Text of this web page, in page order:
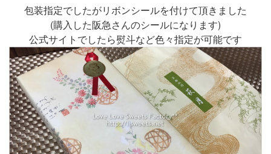
包装指定でしたがリボンシールを付けて頂きました
(購入した阪急さんのシールになります)
公式サイトでしたら熨斗など色々指定が可能です